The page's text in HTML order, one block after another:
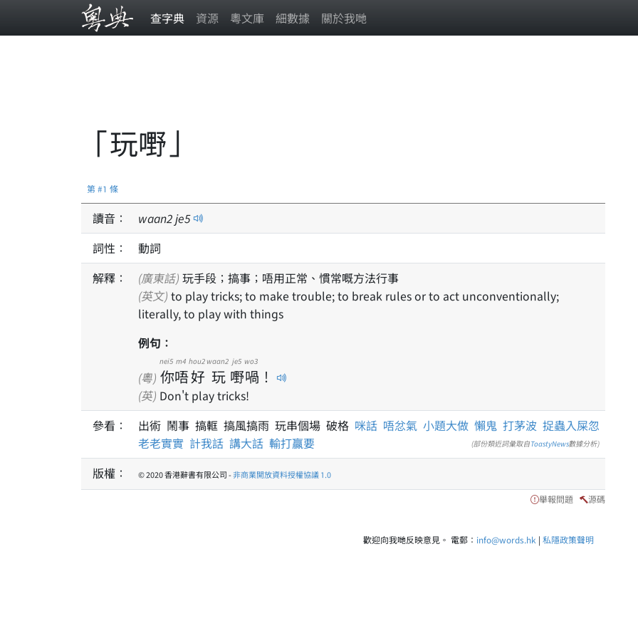
查字典 資源 粵文庫 細數據 關於我哋
「玩嘢」
第 #1 條
讀音： waan2je5
詞性：
動詞
解釋：
(廣東話) 玩手段；搞事；唔用正常、慣常嘅方法行事
(英文)
literally, to play with things
例句：
(粵) 你
nei5
唔
m4
好
hou2
玩
waan2
嘢
je5
喎
wo3
！
(英) Don't play tricks!
參看：
出術 鬧事 搞軭 搞風搞雨 玩串個場 破格 咪話 唔忿氣 小題大做 懶鬼 打茅波 捉蟲入屎忽
老老實實 計我話 講大話 輸打贏要 (部份類近詞彙取自ToastyNews數據分析)
版權： © 2020 香港辭書有限公司 -非商業開放資料授權協議 1.0
舉報問題 源碼
歡迎向我哋反映意見。 電郵： info@words.hk | 私隱政策聲明